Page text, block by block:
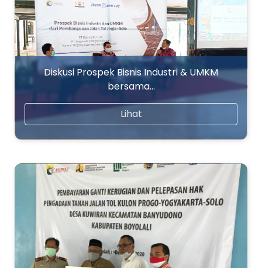
Diskusi Prospek Bisnis Industri & UMKM
bersama…
Lihat